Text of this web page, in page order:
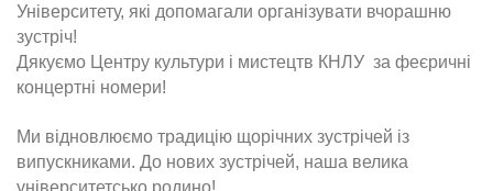
Університету, які допомагали організувати вчорашню
зустріч!
Дякуємо Центру культури і мистецтв КНЛУ за феєричні
концертні номери!
Ми відновлюємо традицію щорічних зустрічей із
випускниками. До нових зустрічей, наша велика
університетсько родино!